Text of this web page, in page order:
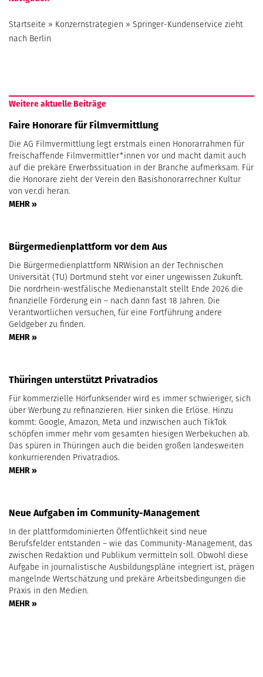
Startseite » Konzernstrategien » Springer-Kundenservice zieht
nach Berlin
Weitere aktuelle Beiträge
Faire Honorare für Filmvermittlung
Die AG Filmvermittlung legt erstmals einen Honorarrahmen für
freischaffende Filmvermittler*innen vor und macht damit auch
auf die prekäre Erwerbssituation in der Branche aufmerksam. Für
die Honorare zieht der Verein den Basishonorarrechner Kultur
von ver.di heran.
MEHR »
Bürgermedienplattform vor dem Aus
Die Bürgermedienplattform NRWision an der Technischen
Universität (TU) Dortmund steht vor einer ungewissen Zukunft.
Die nordrhein-westfälische Medienanstalt stellt Ende 2026 die
finanzielle Förderung ein – nach dann fast 18 Jahren. Die
Verantwortlichen versuchen, für eine Fortführung andere
Geldgeber zu finden.
MEHR »
Thüringen unterstützt Privatradios
Für kommerzielle Hörfunksender wird es immer schwieriger, sich
über Werbung zu refinanzieren. Hier sinken die Erlöse. Hinzu
kommt: Google, Amazon, Meta und inzwischen auch TikTok
schöpfen immer mehr vom gesamten hiesigen Werbekuchen ab.
Das spüren in Thüringen auch die beiden großen landesweiten
konkurrierenden Privatradios.
MEHR »
Neue Aufgaben im Community-Management
In der plattformdominierten Öffentlichkeit sind neue
Berufsfelder entstanden – wie das Community-Management, das
zwischen Redaktion und Publikum vermitteln soll. Obwohl diese
Aufgabe in journalistische Ausbildungspläne integriert ist, prägen
mangelnde Wertschätzung und prekäre Arbeitsbedingungen die
Praxis in den Medien.
MEHR »